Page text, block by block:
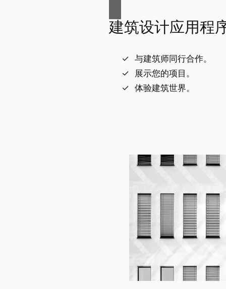
建筑设计应用程
与建筑师同行合作。
展示您的项目。
体验建筑世界。